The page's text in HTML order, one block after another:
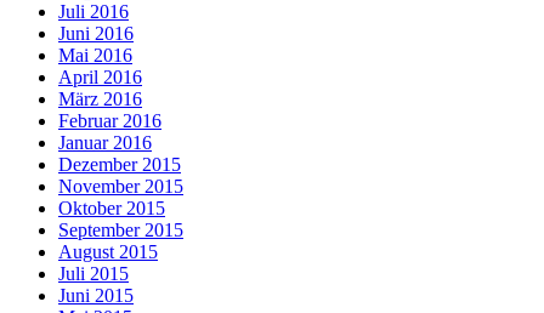
Juli 2016
Juni 2016
Mai 2016
April 2016
März 2016
Februar 2016
Januar 2016
Dezember 2015
November 2015
Oktober 2015
September 2015
August 2015
Juli 2015
Juni 2015